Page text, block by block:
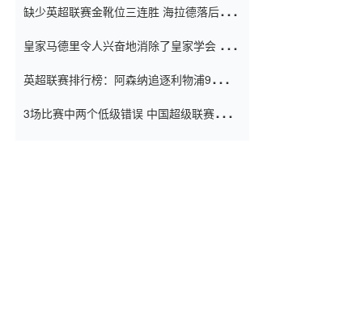
窗口
缺少英超联赛金靴位三连胜 海拉德落后6球
皇家马德里令人兴奋地消除了皇家学会 安
英超联赛排行榜：阿森纳追逐利物浦9分 曼
3场比赛中两个低级错误 中国超级联赛的前